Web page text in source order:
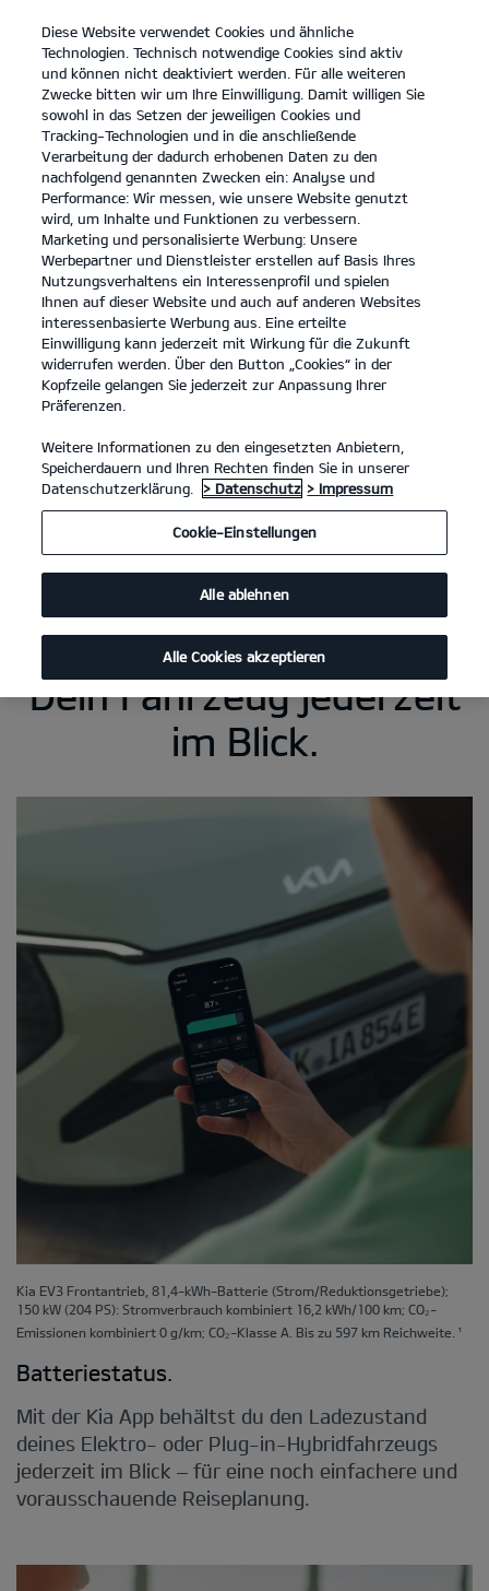
open
menu
KONTAKT
KIA APP
Diese Website verwendet Cookies und ähnliche
Technologien. Technisch notwendige Cookies sind aktiv
und können nicht deaktiviert werden. Für alle weiteren
Zwecke bitten wir um Ihre Einwilligung. Damit willigen Sie
sowohl in das Setzen der jeweiligen Cookies und
Tracking-Technologien und in die anschließende
Verarbeitung der dadurch erhobenen Daten zu den
nachfolgend genannten Zwecken ein: Analyse und
Performance: Wir messen, wie unsere Website genutzt
wird, um Inhalte und Funktionen zu verbessern.
Marketing und personalisierte Werbung: Unsere
Werbepartner und Dienstleister erstellen auf Basis Ihres
Nutzungsverhaltens ein Interessenprofil und spielen
Ihnen auf dieser Website und auch auf anderen Websites
interessenbasierte Werbung aus. Eine erteilte
Einwilligung kann jederzeit mit Wirkung für die Zukunft
widerrufen werden. Über den Button „Cookies“ in der
Kopfzeile gelangen Sie jederzeit zur Anpassung Ihrer
Präferenzen.
Weitere Informationen zu den eingesetzten Anbietern,
Speicherdauern und Ihren Rechten finden Sie in unserer
Datenschutzerklärung.
> Datenschutz > Impressum
Cookie-Einstellungen
Alle ablehnen
Alle Cookies akzeptieren